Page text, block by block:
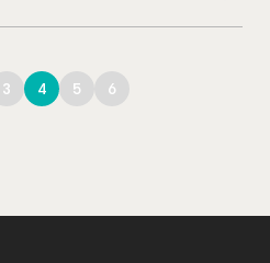
3 4 5 6